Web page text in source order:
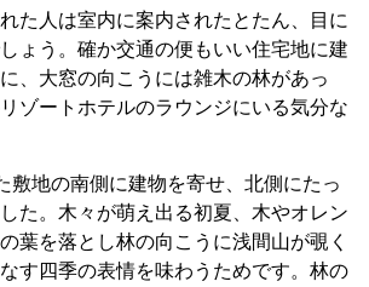
た人は室内に案内されたとたん、目に
ょう。確か交通の便もいい住宅地に建
、大窓の向こうには雑木の林があっ
ゾートホテルのラウンジにいる気分な
敷地の南側に建物を寄せ、北側にたっ
た。木々が萌え出る初夏、木やオレン
葉を落とし林の向こうに浅間山が覗く
す四季の表情を味わうためです。林の